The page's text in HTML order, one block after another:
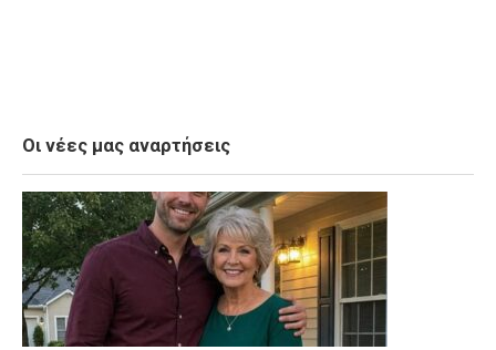
Οι νέες μας αναρτήσεις